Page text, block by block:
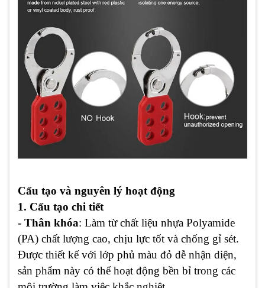
Cấu tạo và nguyên lý hoạt động
1. Cấu tạo chi tiết
- Thân khóa: Làm từ chất liệu nhựa Polyamide
(PA) chất lượng cao, chịu lực tốt và chống gỉ sét.
Được thiết kế với lớp phủ màu đỏ dễ nhận diện,
sản phẩm này có thể hoạt động bền bỉ trong các